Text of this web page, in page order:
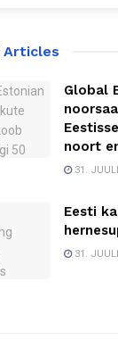
Articles
Global
noort
31.
Eesti
31.